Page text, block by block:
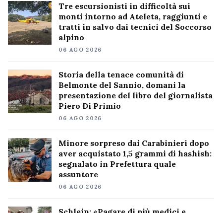
Tre escursionisti in difficoltà sui
monti intorno ad Ateleta, raggiunti e
tratti in salvo dai tecnici del Soccorso
alpino
06 AGO 2026
Storia della tenace comunità di
Belmonte del Sannio, domani la
presentazione del libro del giornalista
Piero Di Primio
06 AGO 2026
Minore sorpreso dai Carabinieri dopo
aver acquistato 1,5 grammi di hashish:
segnalato in Prefettura quale
assuntore
06 AGO 2026